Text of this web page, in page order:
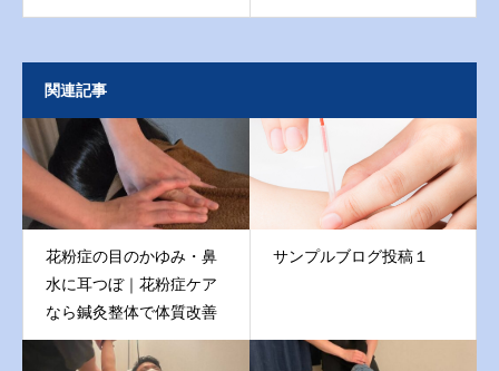
関連記事
花粉症の目のかゆみ・鼻
水に耳つぼ｜花粉症ケア
なら鍼灸整体で体質改善
サンプルブログ投稿１